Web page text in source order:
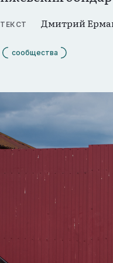
ТЕКСТ Дмитрий
сообщества